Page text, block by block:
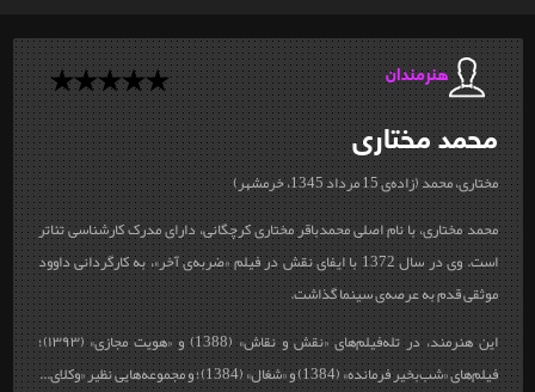
هنرمندان
محمدمختاری
مختاری، محمد (زاده‌ی 15 مرداد 1345، خرمشهر)
محمد مختاری، با نام اصلی محمدباقر مختاری كرچگانی، دارای مدرک کارشناسی تئاتر
است. وی در سال 1372 با ایفای نقش در فیلم «ضربه‌‌ی آخر»، به کارگردانی داوود
موثقی قدم به عرصه‌ی سینما گذاشت.
این هنرمند، در تله‌فیلم‌های «نقش و نقاش» (1388) و «هویت مجازی» (۱۳۹۳)؛
فیلم‌های «شب‌بخیر فرمانده» (1384) و «شغال» (1384)؛ و مجموعه‌هایی نظیر «وکلای...